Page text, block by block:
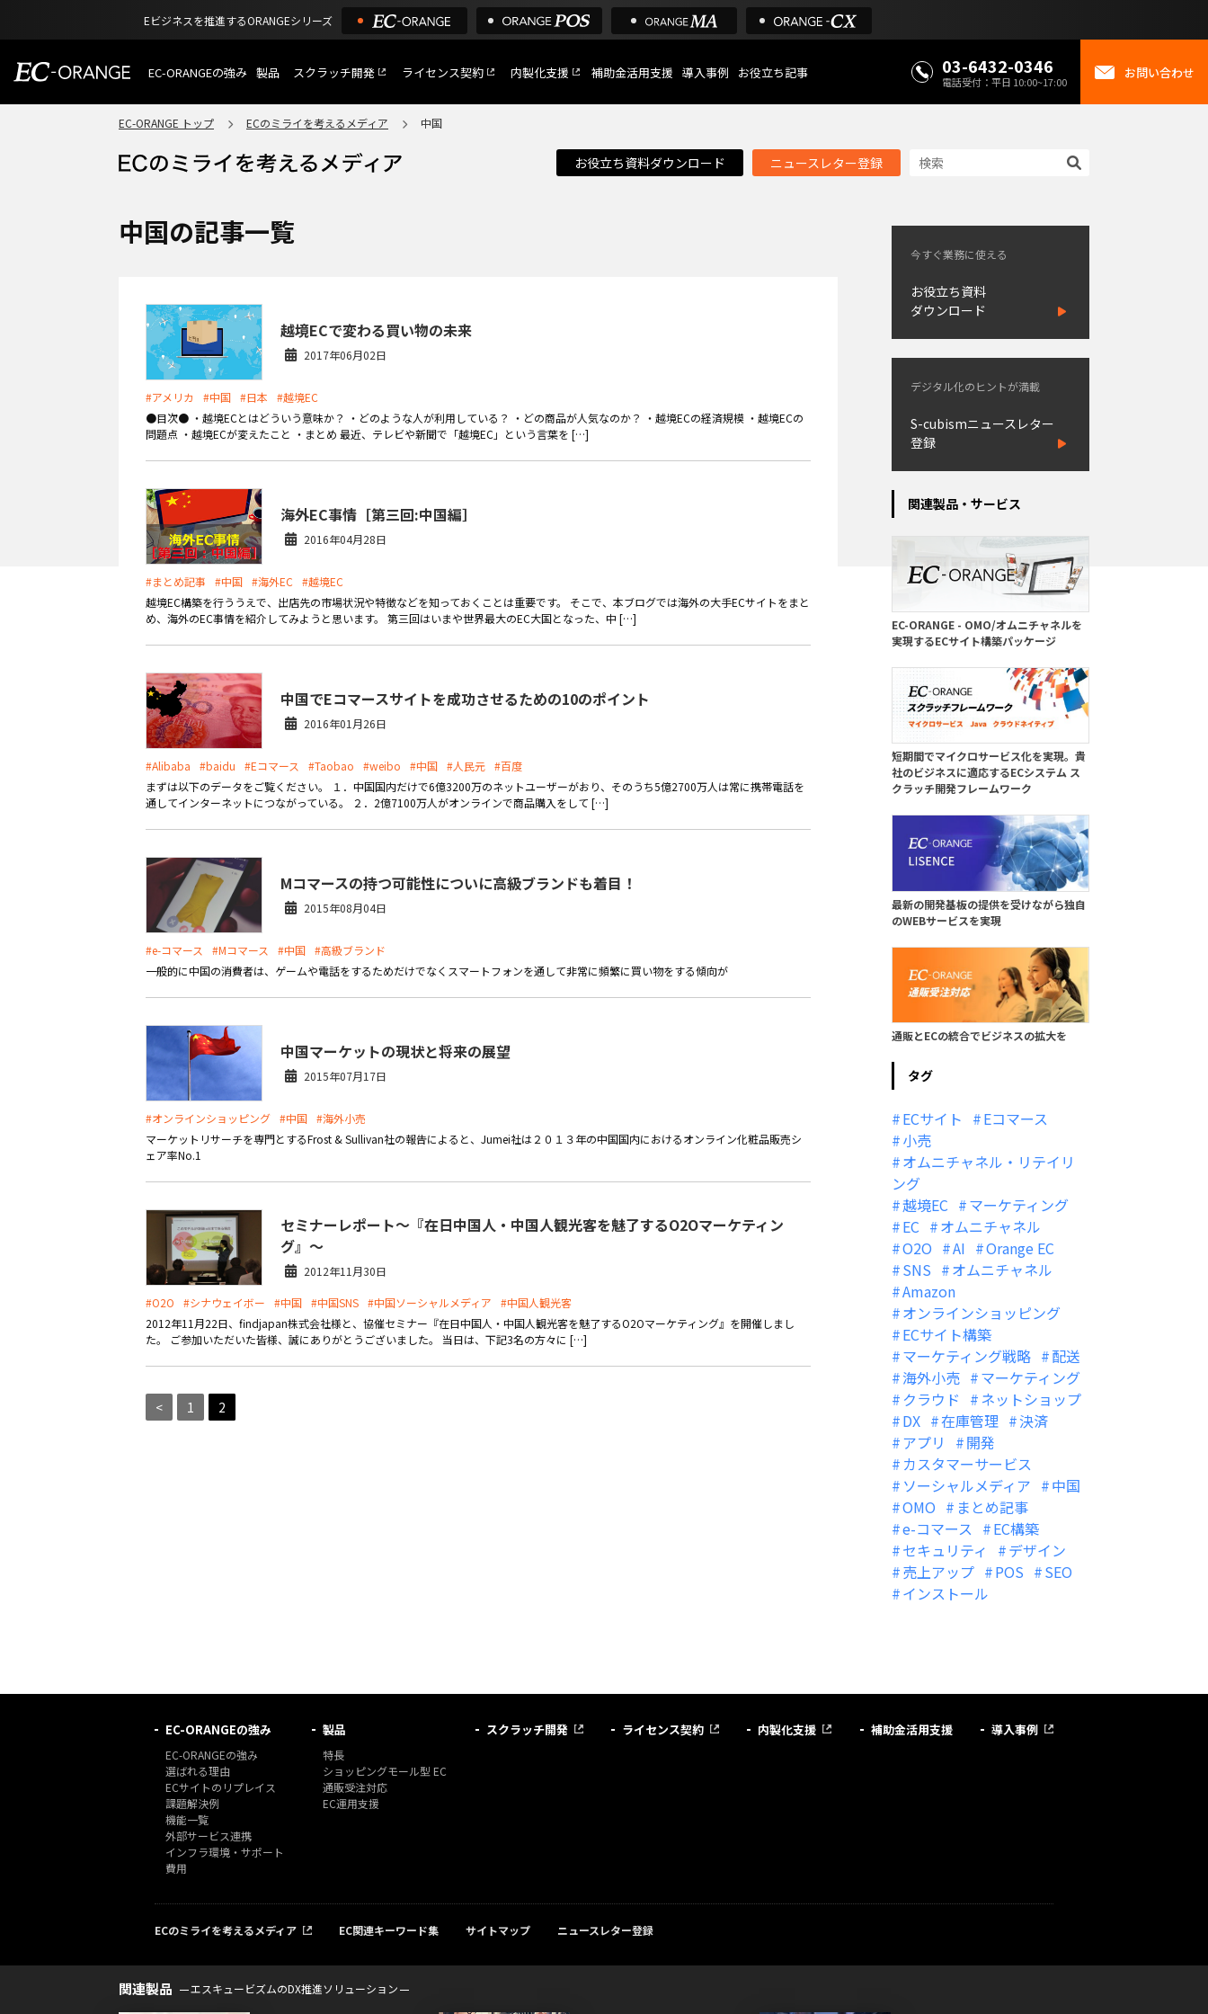
Eビジネスを推進するORANGEシリーズ
EC-ORANGEの強み
選ばれる理由
ECサイトのリプレイス
機能一覧
外部サービス連携
インフラ環境・サポート
製品
特長
ショッピングモール型 EC
通販受注対応
ECと通販の連動を可能に
スクラッチ開発 ライセンス契約 内製化支援 補助金活用支援 導入事例 お役立ち記事 03-6432-0346
電話受付：平日 10:00~17:00
お問い合わせ
EC-ORANGE トップ ECのミライを考えるメディア 中国
お役立ち資料ダウンロード ニュースレター登録
中国の記事一覧
越境ECで変わる買い物の未来
2017年06月02日
#アメリカ #中国 #日本
#越境EC
●目次● ・越境ECとはどういう意味か？ ・どのような人が利用している？ ・どの商品が人気なのか？ ・越境ECの経済規模 ・越境ECの
問題点 ・越境ECが変えたこと ・まとめ 最近、テレビや新聞で「越境EC」という言葉を […]
海外EC事情［第三回:中国編］
2016年04月28日
#まとめ記事 #中国 #海外EC #越境EC
越境EC構築を行ううえで、出店先の市場状況や特徴などを知っておくことは重要です。 そこで、本ブログでは海外の大手ECサイトをまと
め、海外のEC事情を紹介してみようと思います。 第三回はいまや世界最大のEC大国となった、中 […]
中国でEコマースサイトを成功させるための10のポイント
2016年01月26日
#Alibaba #baidu #Eコマース #Taobao #weibo #中国 #人民元 #百度
まずは以下のデータをご覧ください。 １．中国国内だけで6億3200万のネットユーザーがおり、そのうち5億2700万人は常に携帯電話を
通してインターネットにつながっている。 ２．2億7100万人がオンラインで商品購入をして […]
Mコマースの持つ可能性についに高級ブランドも着目！
2015年08月04日
#e-コマース #Mコマース #中国 #高級ブランド
一般的に中国の消費者は、ゲームや電話をするためだけでなくスマートフォンを通して非常に頻繁に買い物をする傾向が
中国マーケットの現状と将来の展望
2015年07月17日
#オンラインショッピング #中国 #海外小売
マーケットリサーチを専門とするFrost & Sullivan社の報告によると、Jumei社は２０１３年の中国国内におけるオンライン化粧品販売シ
ェア率No.1
セミナーレポート～『在日中国人・中国人観光客を魅了するO2Oマーケティン
グ』～
2012年11月30日
#O2O #シナウェイボー #中国 #中国SNS #中国ソーシャルメディア
#中国人観光客
2012年11月22日、findjapan株式会社様と、協催セミナー『在日中国人・中国人観光客を魅了するO2Oマーケティング』を開催しまし
た。 ご参加いただいた皆様、誠にありがとうございました。 当日は、下記3名の方々に […]
< 1 2
今すぐ業務に使える
お役立ち資料
ダウンロード
デジタル化のヒントが満載
S-cubismニュースレター
登録
関連製品・サービス
EC-ORANGE - OMO/オムニチャネルを
実現するECサイト構築パッケージ
短期間でマイクロサービス化を実現。貴
社のビジネスに適応するECシステム ス
クラッチ開発フレームワーク
最新の開発基板の提供を受けながら独自
のWEBサービスを実現
通販とECの統合でビジネスの拡大を
タグ
ECサイト
Eコマース
小売
オムニチャネル・リテイリ
ング
越境EC
マーケティング
EC
オムニチャネル
O2O
AI
Orange EC
SNS
オムニチャネル
Amazon
オンラインショッピング
ECサイト構築
マーケティング戦略
配送
海外小売
マーケティング
クラウド
ネットショップ
DX
在庫管理
決済
アプリ
開発
カスタマーサービス
ソーシャルメディア
中国
OMO
まとめ記事
e-コマース
EC構築
セキュリティ
デザイン
売上アップ
POS
SEO
インストール
EC-ORANGEの強み
EC-ORANGEの強み
選ばれる理由
ECサイトのリプレイス
課題解決例
機能一覧
外部サービス連携
インフラ環境・サポート
費用
製品
特長
ショッピングモール型 EC
通販受注対応
EC運用支援
スクラッチ開発 ライセンス契約 内製化支援 補助金活用支援 導入事例
ECのミライを考えるメディア EC関連キーワード集 サイトマップ ニュースレター登録
関連製品 エスキュービズムのDX推進ソリューション